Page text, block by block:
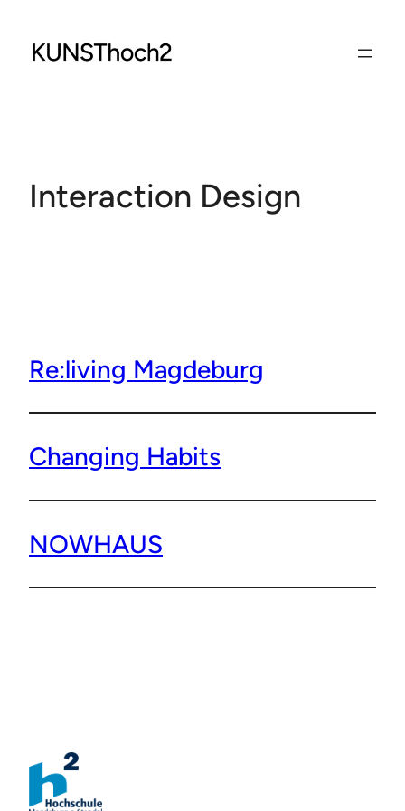
springen
Interaction Design
Re:living Magdeburg
Changing Habits
NOWHAUS